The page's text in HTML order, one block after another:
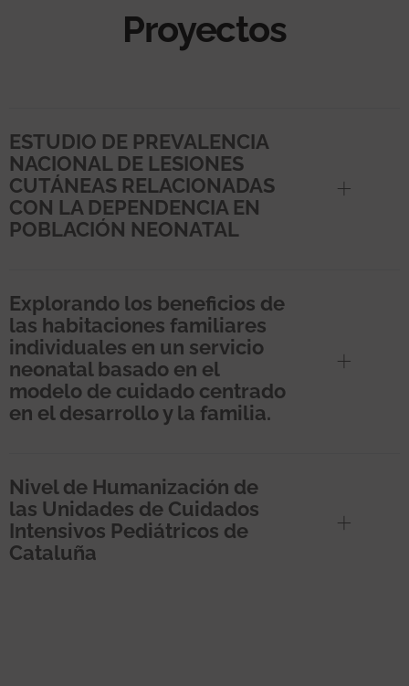
Proyectos
ESTUDIO DE PREVALENCIA
NACIONAL DE LESIONES
CUTÁNEAS RELACIONADAS
CON LA DEPENDENCIA EN
POBLACIÓN NEONATAL
Explorando los beneficios de
las habitaciones familiares
individuales en un servicio
neonatal basado en el
modelo de cuidado centrado
en el desarrollo y la familia.
Nivel de Humanización de
las Unidades de Cuidados
Intensivos Pediátricos de
Cataluña